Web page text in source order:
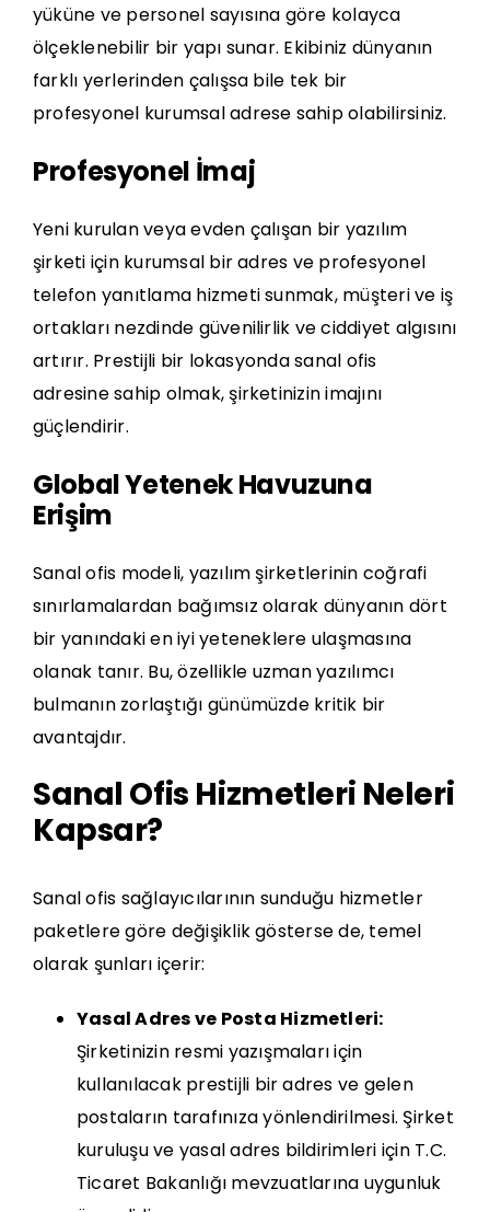
yüküne ve personel sayısına göre kolayca
ölçeklenebilir bir yapı sunar. Ekibiniz dünyanın
farklı yerlerinden çalışsa bile tek bir
profesyonel kurumsal adrese sahip olabilirsiniz.
Profesyonel İmaj
Yeni kurulan veya evden çalışan bir yazılım
şirketi için kurumsal bir adres ve profesyonel
telefon yanıtlama hizmeti sunmak, müşteri ve iş
ortakları nezdinde güvenilirlik ve ciddiyet algısını
artırır. Prestijli bir lokasyonda sanal ofis
adresine sahip olmak, şirketinizin imajını
güçlendirir.
Global Yetenek Havuzuna
Erişim
Sanal ofis modeli, yazılım şirketlerinin coğrafi
sınırlamalardan bağımsız olarak dünyanın dört
bir yanındaki en iyi yeteneklere ulaşmasına
olanak tanır. Bu, özellikle uzman yazılımcı
bulmanın zorlaştığı günümüzde kritik bir
avantajdır.
Sanal Ofis Hizmetleri Neleri
Kapsar?
Sanal ofis sağlayıcılarının sunduğu hizmetler
paketlere göre değişiklik gösterse de, temel
olarak şunları içerir:
Yasal Adres ve Posta Hizmetleri:
Şirketinizin resmi yazışmaları için
kullanılacak prestijli bir adres ve gelen
postaların tarafınıza yönlendirilmesi. Şirket
kuruluşu ve yasal adres bildirimleri için T.C.
Ticaret Bakanlığı mevzuatlarına uygunluk